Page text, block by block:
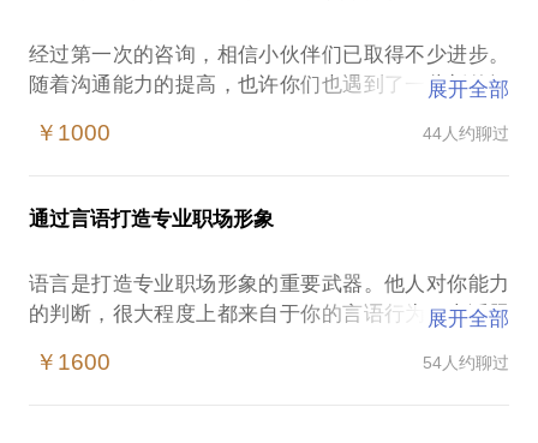
了”（内心不禁OS：你到底一天要吃多少顿饭洗多少
话……如果你有这些问题，可以找我聊聊。我是周围
小伙伴口中“情商高、沟通能力强，没有办不成的
事”的人。但我也曾是一个内向的小女生，一个“内
切的体悟，也对提升沟通能力的过程有清醒的认
捆绑在一起。年纪越长、阅历越丰富，你会发现身边
最有成就的人未必是“最有料”的人，而是沟通能力最
强的人。那些“会说话”的牛人已经跑出很远，而“不会
说话”的人们却一直卡在半山腰。因为沟通能力限制而
经过第一次的咨询，相信小伙伴们已取得不少进步。
随着沟通能力的提高，也许你们也遇到了一些新的问
练习、咨询新的疑惑、制定进阶目标。
注：本话题是为了鼓励老学员练习和反馈推出的低价
福利，仅限老学员预约哦~
展开全部
￥1000 44人约聊过
通过言语打造专业职场形象
语言是打造专业职场形象的重要武器。他人对你能力
的判断，很大程度上都来自于你的言语行为。本话题
反应平平给同事和下属分派任务时，对方常常云里雾
展开全部
￥1600 54人约聊过